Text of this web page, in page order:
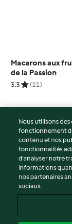
Macarons aux
de la Passion
3.3 (21)
© Copyright 2026
Conditions
Politique de
Non-responsabilité
Mentions légales
Contenu du
Nous utilisons
fonctionnement
contenu et nos
fonctionnalités
d’analyser notre
informations
nos partenaires
sociaux.